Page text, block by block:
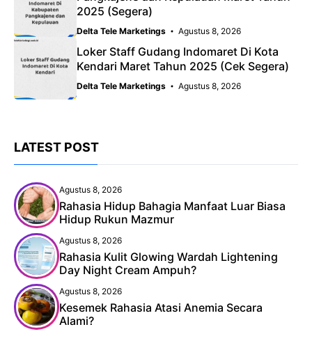
2025 (Segera)
Delta Tele Marketings Agustus 8, 2026
Loker Staff Gudang Indomaret Di Kota
Kendari Maret Tahun 2025 (Cek Segera)
Delta Tele Marketings Agustus 8, 2026
LATEST POST
Agustus 8, 2026
Rahasia Hidup Bahagia Manfaat Luar Biasa
Hidup Rukun Mazmur
Agustus 8, 2026
Rahasia Kulit Glowing Wardah Lightening
Day Night Cream Ampuh?
Agustus 8, 2026
Kesemek Rahasia Atasi Anemia Secara
Alami?